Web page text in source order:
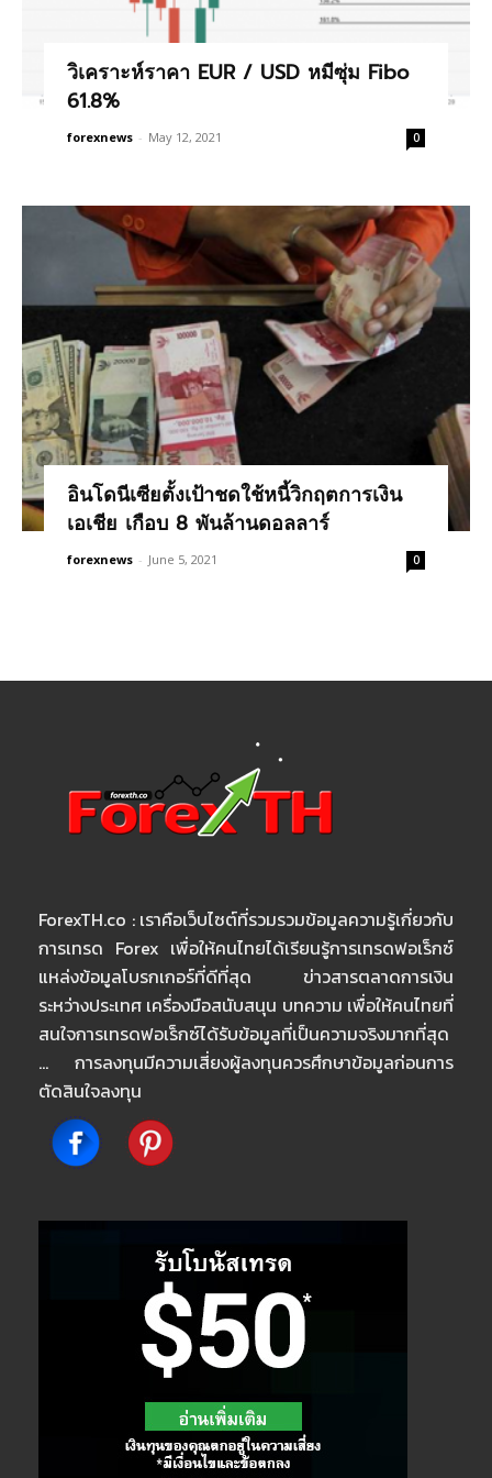
วิเคราะห์ราคา EUR / USD หมีซุ่ม Fibo
61.8%
forexnews - May 12, 2021 0
อินโดนีเซียตั้งเป้าชดใช้หนี้วิกฤตการเงิน
เอเชีย เกือบ 8 พันล้านดอลลาร์
forexnews - June 5, 2021 0
ForexTH.co : เราคือเว็บไซต์ที่รวมรวมข้อมูลความรู้เกี่ยวกับ
การเทรด Forex เพื่อให้คนไทยได้เรียนรู้การเทรดฟอเร็กซ์
แหล่งข้อมูลโบรกเกอร์ที่ดีที่สุด ข่าวสารตลาดการเงิน
ระหว่างประเทศ เครื่องมือสนับสนุน บทความ เพื่อให้คนไทยที่
สนใจการเทรดฟอเร็กซ์ได้รับข้อมูลที่เป็นความจริงมากที่สุด
… การลงทุนมีความเสี่ยงผู้ลงทุนควรศึกษาข้อมูลก่อนการ
ตัดสินใจลงทุน